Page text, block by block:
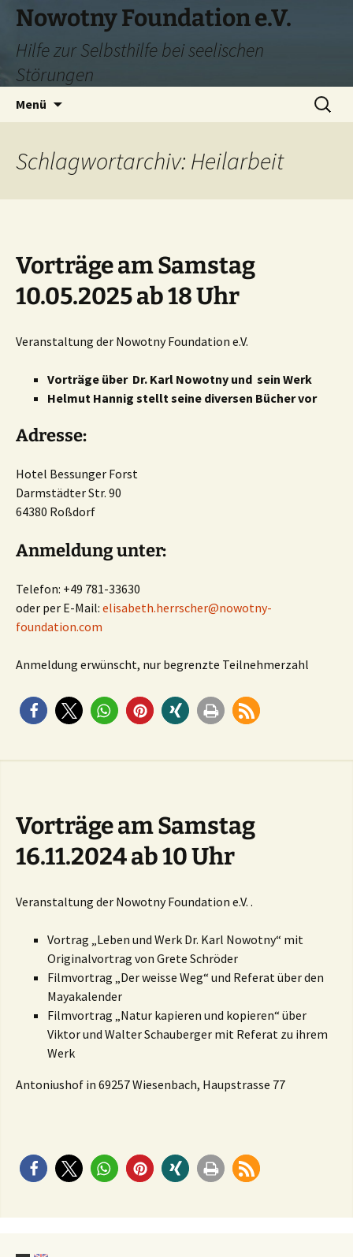
Zum
Inhalt
springen
Nowotny Foundation e.V.
Hilfe zur Selbsthilfe bei seelischen
Störungen
Menü
Suchen
nach:
Schlagwortarchiv: Heilarbeit
Vorträge am Samstag
10.05.2025 ab 18 Uhr
Veranstaltung der Nowotny Foundation e.V.
Vorträge über Dr. Karl Nowotny und sein Werk
Helmut Hannig stellt seine diversen Bücher vor
Adresse:
Hotel Bessunger Forst
Darmstädter Str. 90
64380 Roßdorf
Anmeldung unter:
Telefon: +49 781-33630
oder per E-Mail: elisabeth.herrscher@nowotny-
foundation.com
Anmeldung erwünscht, nur begrenzte Teilnehmerzahl
Vorträge am Samstag
16.11.2024 ab 10 Uhr
Veranstaltung der Nowotny Foundation e.V. .
Vortrag „Leben und Werk Dr. Karl Nowotny“ mit
Originalvortrag von Grete Schröder
Filmvortrag „Der weisse Weg“ und Referat über den
Mayakalender
Filmvortrag „Natur kapieren und kopieren“ über
Viktor und Walter Schauberger mit Referat zu ihrem
Werk
Antoniushof in 69257 Wiesenbach, Haupstrasse 77